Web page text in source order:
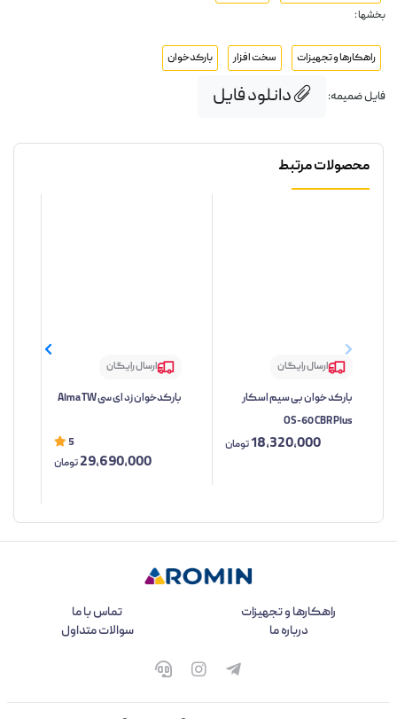
بخشها :
راهکارها و تجهیزات سخت افزار بارکدخوان
فایل ضمیمه: دانلود فایل
محصولات مرتبط
ارسال رایگان
بارکد خوان بی سیم اسکار
OS-60 CBR Plus
18,320,000تومان
ارسال رایگان
بارکدخوان زد ای سی Alma TW
5
29,690,000تومان
راهکارها و تجهیزات
تماس با ما
درباره ما
سوالات متداول